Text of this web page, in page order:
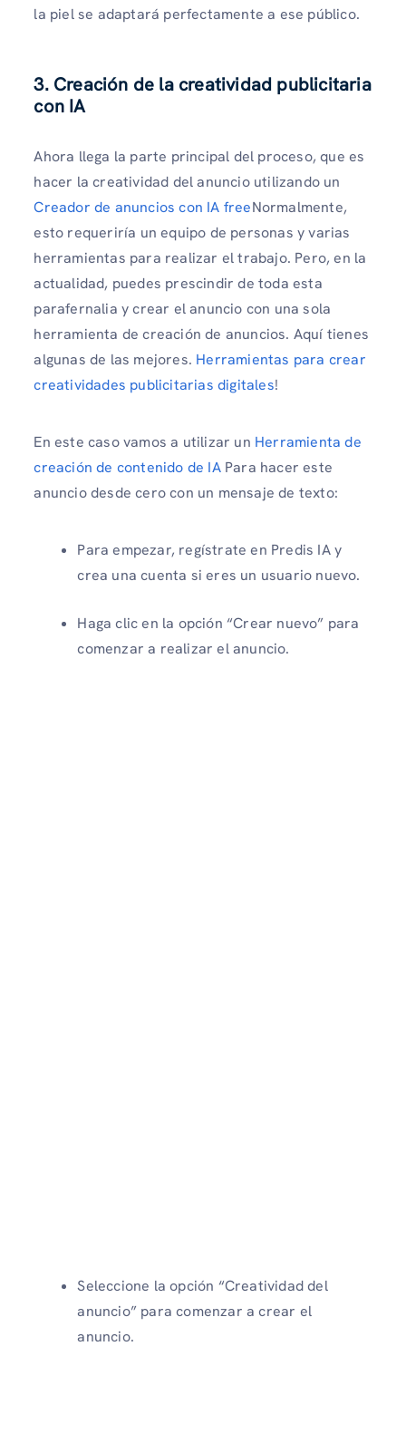
la piel se adaptará perfectamente a ese público.
3. Creación de la creatividad publicitaria
con IA
Ahora llega la parte principal del proceso, que es
hacer la creatividad del anuncio utilizando un
Creador de anuncios con IA freeNormalmente,
esto requeriría un equipo de personas y varias
herramientas para realizar el trabajo. Pero, en la
actualidad, puedes prescindir de toda esta
parafernalia y crear el anuncio con una sola
herramienta de creación de anuncios. Aquí tienes
algunas de las mejores. Herramientas para crear
creatividades publicitarias digitales!
En este caso vamos a utilizar un Herramienta de
creación de contenido de IAPara hacer este
anuncio desde cero con un mensaje de texto:
Para empezar, regístrate en Predis IA y
crea una cuenta si eres un usuario nuevo.
Haga clic en la opción “Crear nuevo” para
comenzar a realizar el anuncio.
Seleccione la opción “Creatividad del
anuncio” para comenzar a crear el
anuncio.